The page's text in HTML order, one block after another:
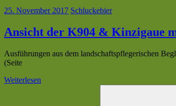
25. November 2017 Schluckebier
Ansicht der K904 & Kinzigaue
Ausführungen aus dem landschaftspflegerischen
(Seite
Weiterlesen